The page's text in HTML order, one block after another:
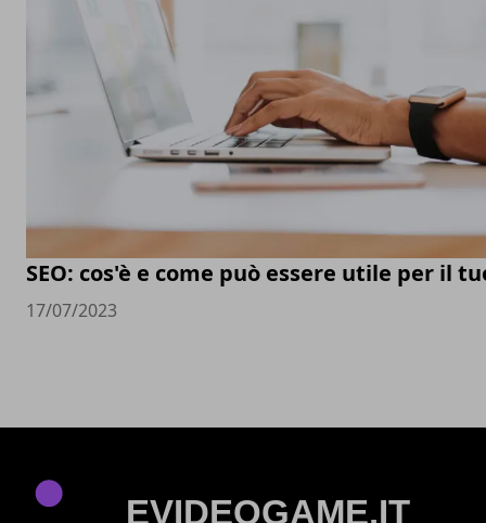
SEO: cos'è e come può essere utile per il
17/07/2023